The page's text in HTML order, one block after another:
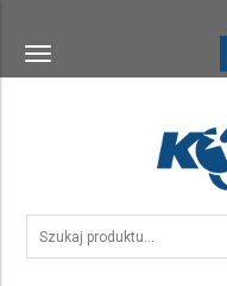
Toggle
navigation